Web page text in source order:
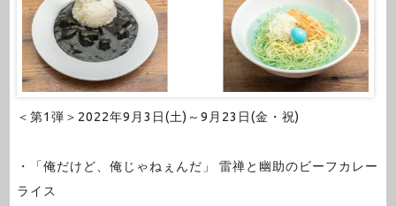
＜第1弾＞2022年9月3日(土)～9月23日(金・祝)
・「俺だけど、俺じゃねぇんだ」 雷禅と幽助のビーフカレー
ライス